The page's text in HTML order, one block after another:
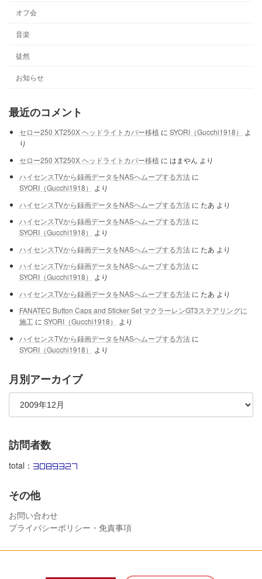
オフ会
音楽
徒然
お知らせ
最近のコメント
セロー250 XT250X ヘッドライトカバー移植 に SYORI（Gucchi1918）
よ
り
セロー250 XT250X ヘッドライトカバー移植 に はまやん より
ハイセンスTVから録画データをNASへムーブする方法に
SYORI（Gucchi1918）
より
ハイセンスTVから録画データをNASへムーブする方法に たあ より
ハイセンスTVから録画データをNASへムーブする方法に
SYORI（Gucchi1918）
より
ハイセンスTVから録画データをNASへムーブする方法に たあ より
ハイセンスTVから録画データをNASへムーブする方法に
SYORI（Gucchi1918）
より
ハイセンスTVから録画データをNASへムーブする方法に たあ より
FANATEC Button Caps and Sticker Set マクラーレンGT3ステアリングに
施工に SYORI（Gucchi1918）
より
ハイセンスTVから録画データをNASへムーブする方法に
SYORI（Gucchi1918）
より
月別アーカイブ
訪問者数
total：
その他
お問い合わせ
プライバシーポリシー・免責事項